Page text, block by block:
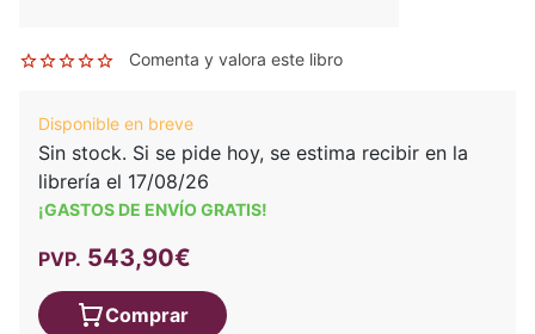
Comenta y valora este libro
Disponible en breve
Sin stock. Si se pide hoy, se estima recibir en la
librería el 17/08/26
¡GASTOS DE ENVÍO GRATIS!
PVP. 543,90€
Comprar